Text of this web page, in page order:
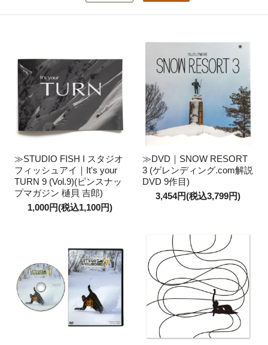
≫STUDIO FISH I スタジオ
フィッシュアイ｜It's your
TURN 9 (Vol.9)(ピンスナッ
プマガジン 樋貝 吉郎)
1,000円(税込1,100円)
≫DVD｜SNOW RESORT
3 (ゲレンディング.com解説
DVD 9作目)
3,454円(税込3,799円)